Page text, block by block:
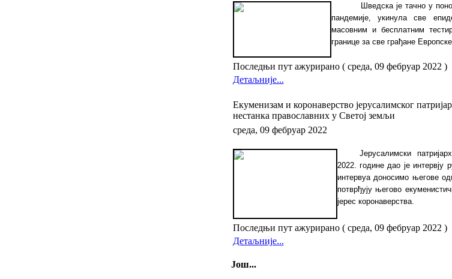
Шведска је тачно у
пандемије, укинула све
масовним и бесплатним
границе за све грађане
Последњи пут ажурирано ( среда, 09 фебруар 2022 )
Детаљније...
Екуменизам и коронаверство јерусалимског
нестанка православних у Светој земљи
среда, 09 фебруар 2022
Јерусалимски
2022. године дао је интервју
интервуа доносимо његове
потврђују његово
јерес коронаверства.
Последњи пут ажурирано ( среда, 09 фебруар 2022 )
Детаљније...
Још...